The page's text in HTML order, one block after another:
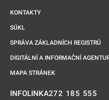
KONTAKTY
SÚKL
SPRÁVA ZÁKLADNÍCH REGISTRŮ
DIGITÁLNÍ A INFORMAČNÍ
MAPA STRÁNEK
INFOLINKA272 185 555